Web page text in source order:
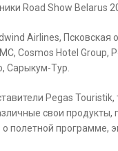
Road Show Belarus
Airlines, Псковская
Cosmos Hotel Group,
Сарыкум-Тур.
Pegas Touristik,
свои продукты,
полетной программе,